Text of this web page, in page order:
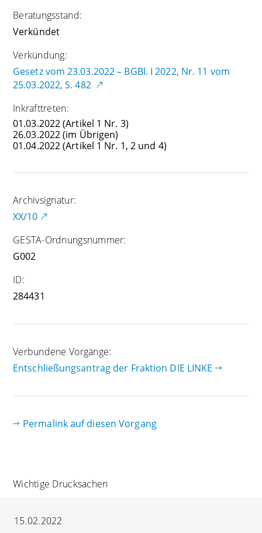
Beratungsstand:
Verkündet
Verkündung:
Gesetz vom 23.03.2022 – BGBl. I 2022, Nr. 11 vom
25.03.2022, S. 482
Inkrafttreten:
01.03.2022(Artikel 1 Nr. 3)
26.03.2022(im Übrigen)
01.04.2022(Artikel 1 Nr. 1, 2 und 4)
Archivsignatur:
XX/10
GESTA-Ordnungsnummer:
G002
ID:
284431
Verbundene Vorgänge:
Entschließungsantrag der Fraktion DIE LINKE
Permalink auf diesen Vorgang
Wichtige Drucksachen
15.02.2022